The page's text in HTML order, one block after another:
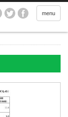
menu